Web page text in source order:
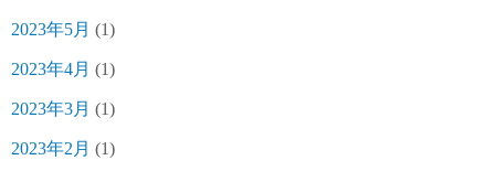
2023年5月 (1)
2023年4月 (1)
2023年3月 (1)
2023年2月 (1)